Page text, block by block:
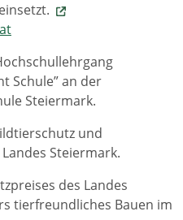
Schule” an der
Steiermark.
und
Steiermark.
des Landes
tierfreundliches Bauen im